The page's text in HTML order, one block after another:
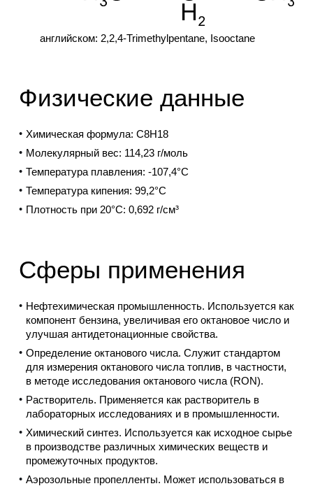
английском: 2,2,4-Trimethylpentane, Isooctane
Физические данные
Химическая формула: C8H18
Молекулярный вес: 114,23 г/моль
Температура плавления: -107,4°C
Температура кипения: 99,2°C
Плотность при 20°C: 0,692 г/см³
Сферы применения
Нефтехимическая промышленность. Используется как
компонент бензина, увеличивая его октановое число и
улучшая антидетонационные свойства.
Определение октанового числа. Служит стандартом
для измерения октанового числа топлив, в частности,
в методе исследования октанового числа (RON).
Растворитель. Применяется как растворитель в
лабораторных исследованиях и в промышленности.
Химический синтез. Используется как исходное сырье
в производстве различных химических веществ и
промежуточных продуктов.
Аэрозольные пропелленты. Может использоваться в